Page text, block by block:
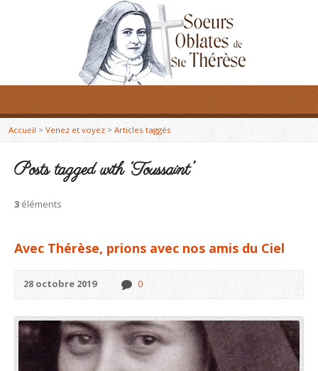
Accueil> Venez et voyez > Articles taggés
Posts tagged with ‘Toussaint’
3 éléments
Avec Thérèse, prions avec nos amis du Ciel
28 octobre 2019 0